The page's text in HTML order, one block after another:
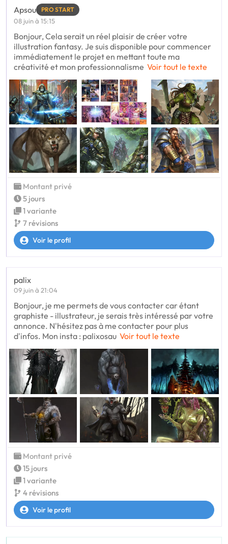
Apsou PRO START
08 juin à 15:15
Bonjour, Cela serait un réel plaisir de créer votre
illustration fantasy. Je suis disponible pour commencer
immédiatement le projet en mettant toute ma
créativité et mon professionnalisme Voir tout le texte
Montant privé
5 jours
1 variante
7 révisions
Voir le profil
palix
09 juin à 21:04
Bonjour, je me permets de vous contacter car étant
graphiste - illustrateur, je serais très intéressé par votre
annonce. N'hésitez pas à me contacter pour plus
d'infos. Mon insta : palixosau Voir tout le texte
Montant privé
15 jours
1 variante
4 révisions
Voir le profil